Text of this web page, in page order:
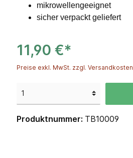
mikrowellengeeignet
sicher verpackt geliefert
11,90 €*
Preise exkl. MwSt. zzgl. Versandkosten
Produktnummer: TB10009